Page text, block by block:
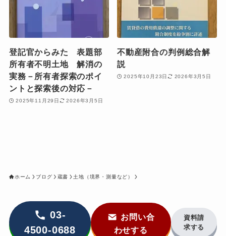
登記官からみた 表題部
所有者不明土地 解消の
実務－所有者探索のポイ
ントと探索後の対応－
2025年11月29日 2026年3月5日
不動産附合の判例総合解
説
2025年10月23日 2026年3月5日
ホーム ブログ 蔵書 土地（境界・測量など）
03-
4500-0688
お問い合
わせする
資料請
求する